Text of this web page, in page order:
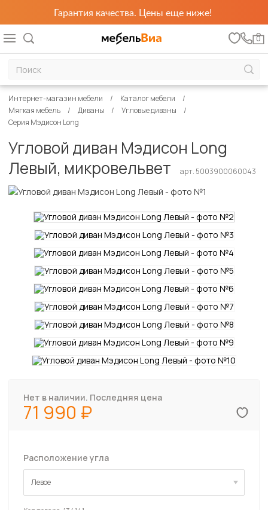
Гарантия качества. Цены еще ниже!
0
Интернет-магазин мебели
Каталог мебели
Мягкая мебель
Диваны
Угловые диваны
Серия Мэдисон Long
Угловой диван Мэдисон Long
Левый, микровельвет
арт. 5003900060043
Нет в наличии. Последняя цена
71 990
Расположение угла
Левое
Левое